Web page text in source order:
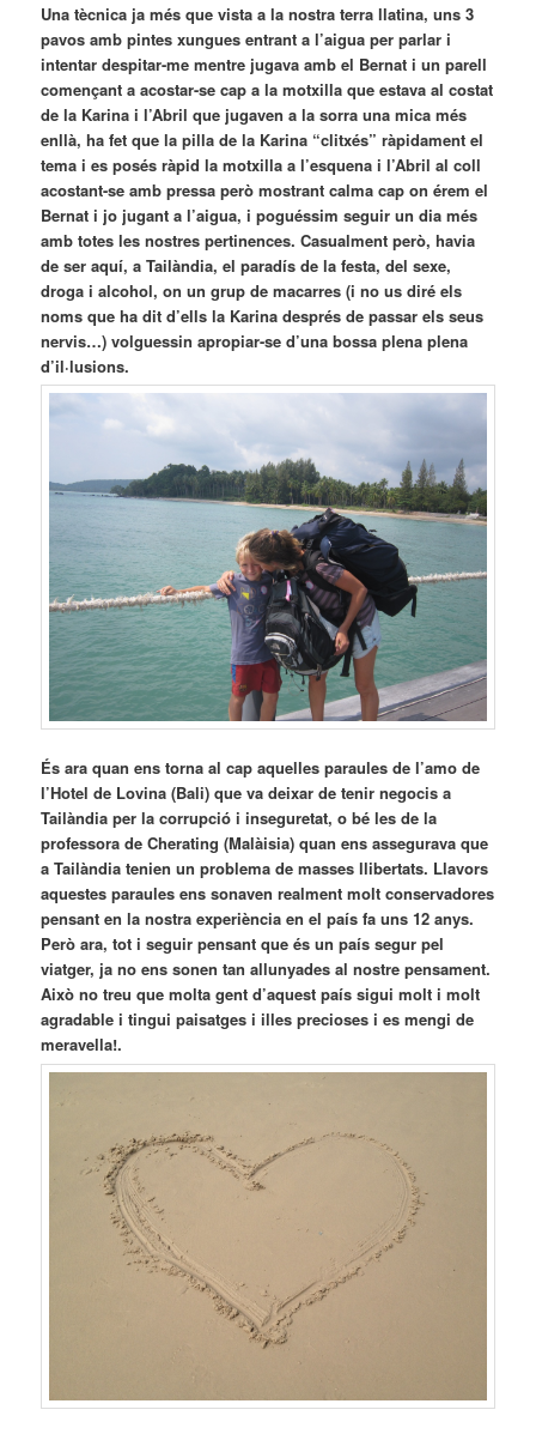
Una tècnica ja més que vista a la nostra terra llatina, uns 3
pavos amb pintes xungues entrant a l’aigua per parlar i
intentar despitar-me mentre jugava amb el Bernat i un parell
començant a acostar-se cap a la motxilla que estava al costat
de la Karina i l’Abril que jugaven a la sorra una mica més
enllà, ha fet que la pilla de la Karina “clitxés” ràpidament el
tema i es posés ràpid la motxilla a l’esquena i l’Abril al coll
acostant-se amb pressa però mostrant calma cap on érem el
Bernat i jo jugant a l’aigua, i poguéssim seguir un dia més
amb totes les nostres pertinences. Casualment però, havia
de ser aquí, a Tailàndia, el paradís de la festa, del sexe,
droga i alcohol, on un grup de macarres (i no us diré els
noms que ha dit d’ells la Karina després de passar els seus
nervis…) volguessin apropiar-se d’una bossa plena plena
d’il·lusions.
És ara quan ens torna al cap aquelles paraules de l’amo de
l’Hotel de Lovina (Bali) que va deixar de tenir negocis a
Tailàndia per la corrupció i inseguretat, o bé les de la
professora de Cherating (Malàisia) quan ens assegurava que
a Tailàndia tenien un problema de masses llibertats. Llavors
aquestes paraules ens sonaven realment molt conservadores
pensant en la nostra experiència en el país fa uns 12 anys.
Però ara, tot i seguir pensant que és un país segur pel
viatger, ja no ens sonen tan allunyades al nostre pensament.
Això no treu que molta gent d’aquest país sigui molt i molt
agradable i tingui paisatges i illes precioses i es mengi de
meravella!.